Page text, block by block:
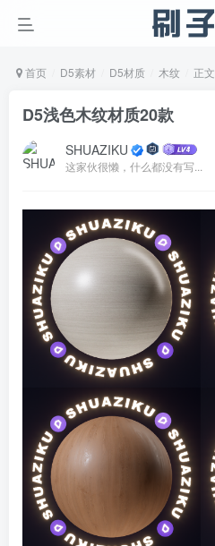
首页 D5素材 D5材质 木纹 正文
D5浅色木纹材质20款
SHUAZIKU
这家伙很懒，什么都没有写...